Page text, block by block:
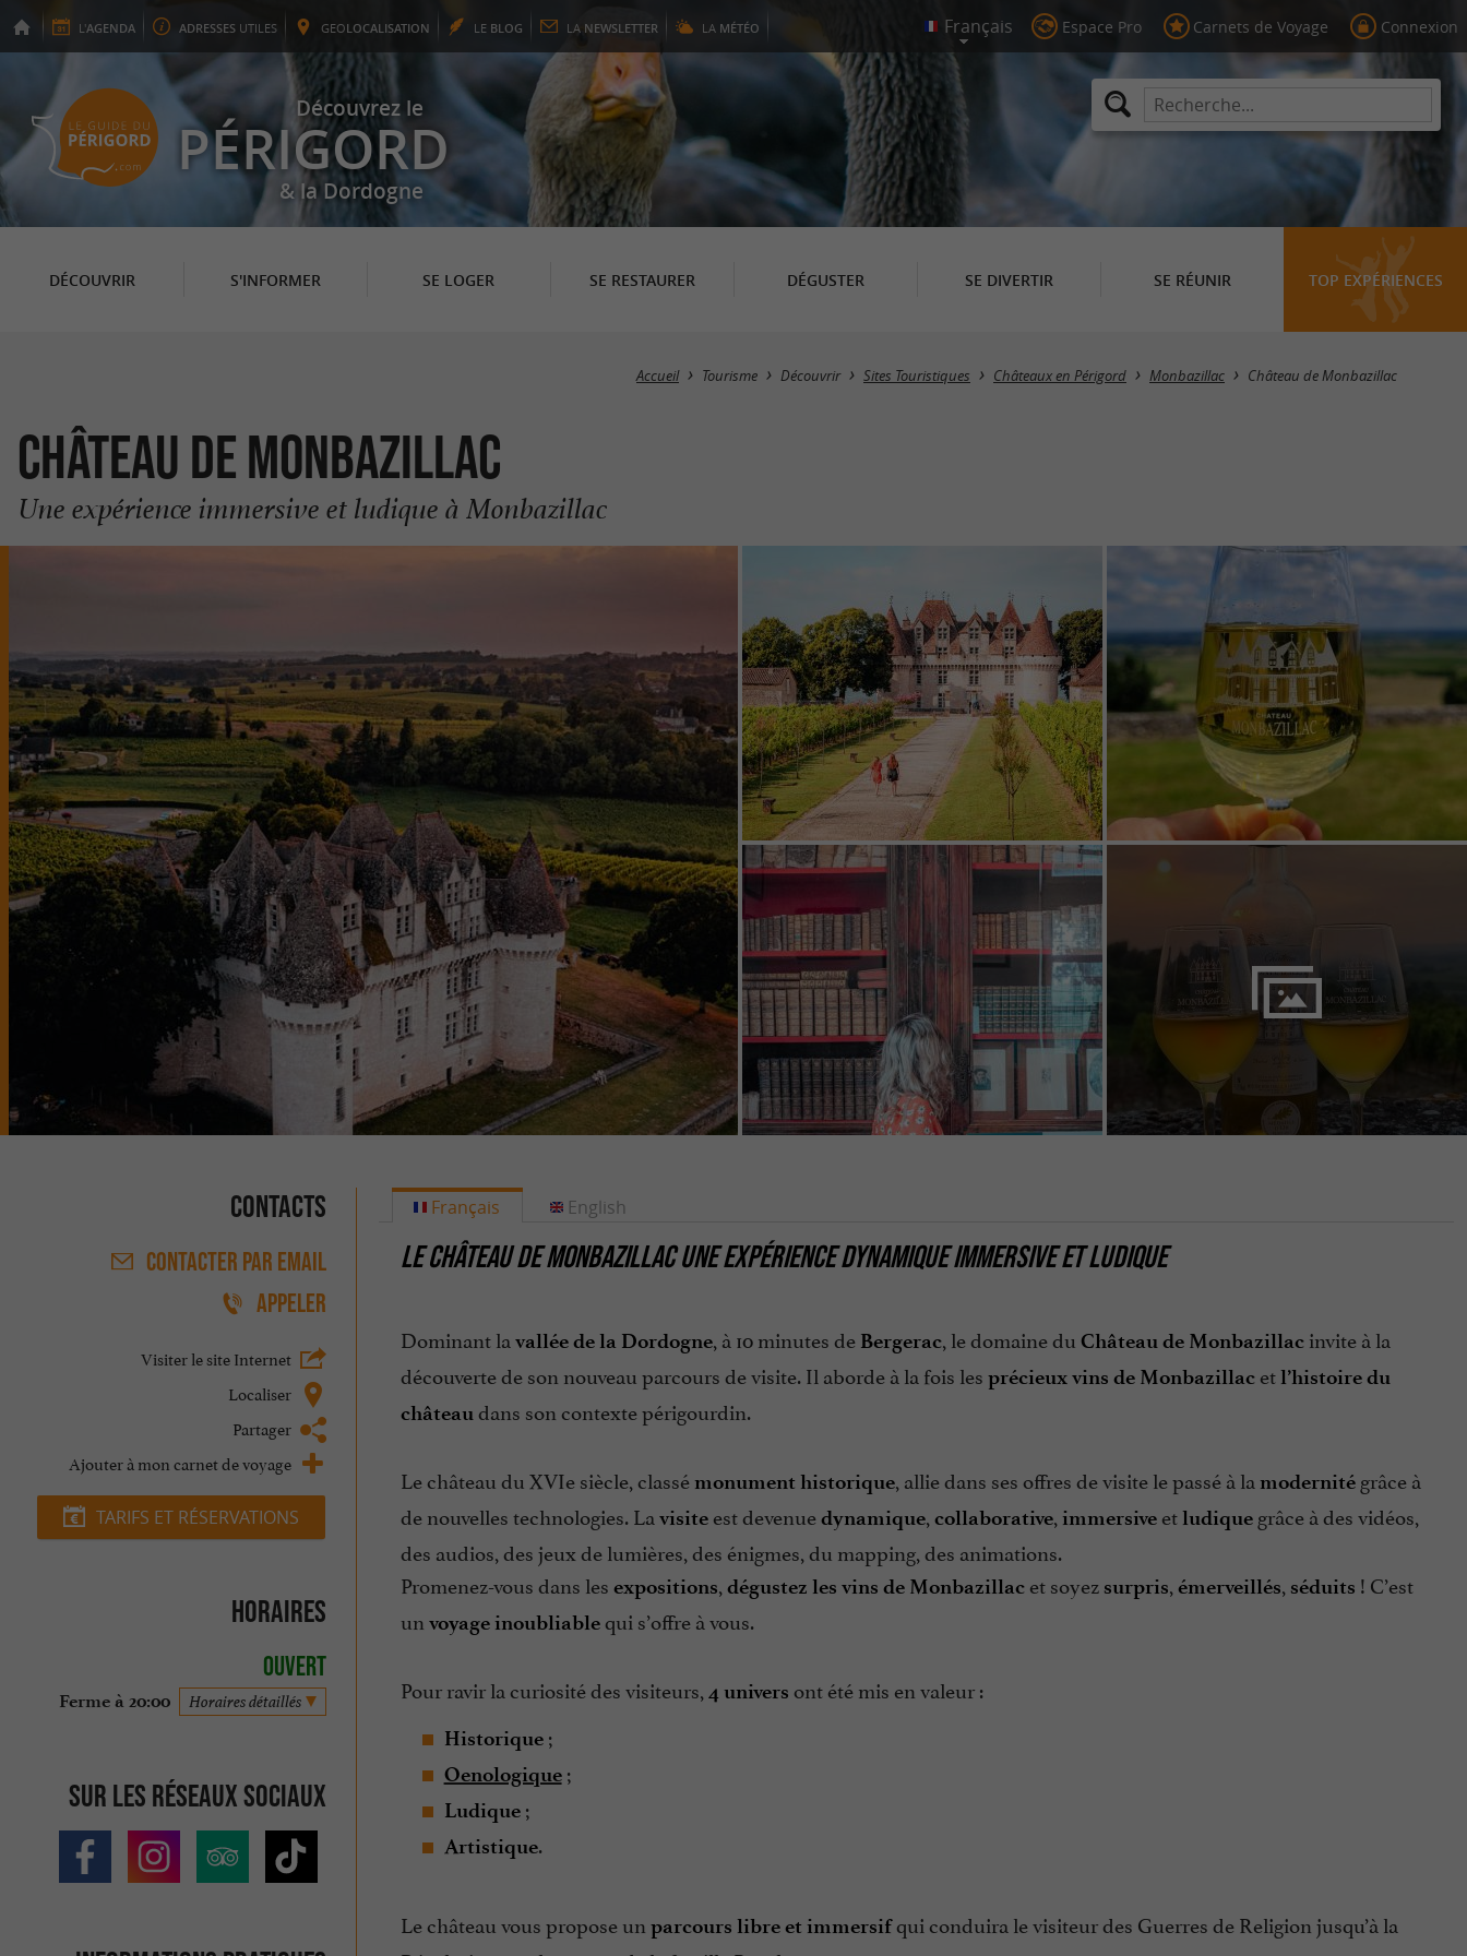
L'AGENDA ADRESSES UTILES GEOLOCALISATION LE BLOG LA NEWSLETTER LA MÉTÉO Espace Pro Carnets de Voyage Connexion
Découvrez le
PÉRIGORD
& la Dordogne
DÉCOUVRIR S'INFORMER SE LOGER SE RESTAURER DÉGUSTER SE DIVERTIR SE RÉUNIR TOP EXPÉRIENCES
Accueil Tourisme Découvrir Sites Touristiques Châteaux en Périgord Monbazillac Château de Monbazillac
Château de Monbazillac
Une expérience immersive et ludique à Monbazillac
Contacts
CONTACTER PAR EMAIL
APPELER
Visiter le site Internet
Localiser
Partager
Ajouter à mon carnet de voyage
TARIFS ET RÉSERVATIONS
Horaires
Ouvert
Ferme à 20:00 Horaires détaillés
Sur les réseaux sociaux
Français
LE CHÂTEAU DE MONBAZILLAC UNE EXPÉRIENCE DYNAMIQUE IMMERSIVE ET LUDIQUE
Dominant la vallée de la Dordogne, à 10 minutes de Bergerac, le domaine du Château de Monbazillacinvite à la
découverte de son nouveau parcours de visite. Il aborde à la fois les précieux vins de Monbazillacetl’histoire du
châteaudans son contexte périgourdin.
Le château du XVIe siècle, classé monument historique, allie dans ses offres de visite le passé à la modernitégrâce à
de nouvelles technologies. La visiteest devenuedynamique, collaborative, immersiveetludiquegrâce à des vidéos,
des audios, des jeux de lumières, des énigmes, du mapping, des animations.
Promenez-vous dans les expositions, dégustez les vins de Monbazillacet soyez surpris, émerveillés, séduits ! C’est
un voyage inoubliablequi s’offre à vous.
Pour ravir la curiosité des visiteurs, 4 univers ont été mis en valeur :
Historique ;
Oenologique;
Ludique;
Artistique.
Le château vous propose un parcours libre et immersifqui conduira le visiteur des Guerres de Religion jusqu’à la
English